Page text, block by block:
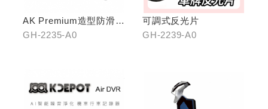
AK Premium造型防滑踏
板(中踏)
GH-2235-A0
可調式反光片
GH-2239-A0